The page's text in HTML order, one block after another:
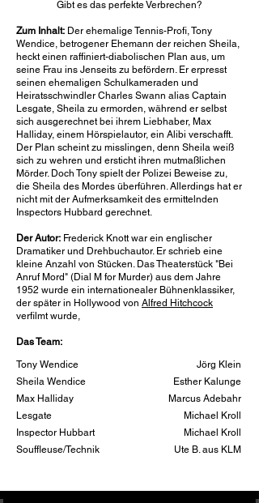
Gibt es das perfekte Verbrechen?
Zum Inhalt: Der ehemalige Tennis-Profi, Tony
Wendice, betrogener Ehemann der reichen Sheila,
heckt einen raffiniert-diabolischen Plan aus, um
seine Frau ins Jenseits zu befördern. Er erpresst
seinen ehemaligen Schulkameraden und
Heiratsschwindler Charles Swann alias Captain
Lesgate, Sheila zu ermorden, während er selbst
sich ausgerechnet bei ihrem Liebhaber, Max
Halliday, einem Hörspielautor, ein Alibi verschafft.
Der Plan scheint zu misslingen, denn Sheila weiß
sich zu wehren und ersticht ihren mutmaßlichen
Mörder. Doch Tony spielt der Polizei Beweise zu,
die Sheila des Mordes überführen. Allerdings hat er
nicht mit der Aufmerksamkeit des ermittelnden
Inspectors Hubbard gerechnet.
Der Autor: Frederick Knott war ein englischer
Dramatiker und Drehbuchautor. Er schrieb eine
kleine Anzahl von Stücken. Das Theaterstück "Bei
Anruf Mord" (Dial M for Murder) aus dem Jahre
1952 wurde ein internationealer Bühnenklassiker,
der später in Hollywood von Alfred Hitchcock
verfilmt wurde,
Das Team:
Tony Wendice
Sheila Wendice
Max Halliday
Lesgate
Inspector Hubbart
Souffleuse/Technik
Jörg Klein
Esther Kalunge
Marcus Adebahr
Michael Kroll
Michael Kroll
Ute B. aus KLM